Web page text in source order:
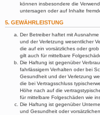
können insbesondere die
untersagen oder auf Inhalte
5. GEWÄHRLEISTUNG
Der Betreiber haftet mit
und der Verletzung wesentlicher
die auf ein vorsätzliches oder
gilt auch für mittelbare
Die Haftung ist gegenüber
fahrlässigem Verhalten oder bei
Gesundheit und der Verletzung
die bei Vertragsschluss
Höhe nach auf die
für mittelbare Folgeschäden wie
Die Haftung ist gegenüber
und Gesundheit oder